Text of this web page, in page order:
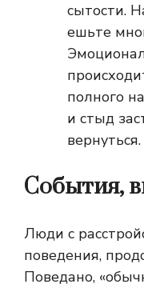
сытости.
ешьте
полного
и стыд
вернуться.
События,
Люди с
поведения,
Поведано,